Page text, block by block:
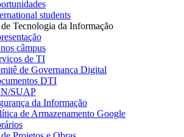
students
Tecnologia da Informação
câmpus
de TI
de Governança Digital
DTI
SUAP
da Informação
de Armazenamento Google